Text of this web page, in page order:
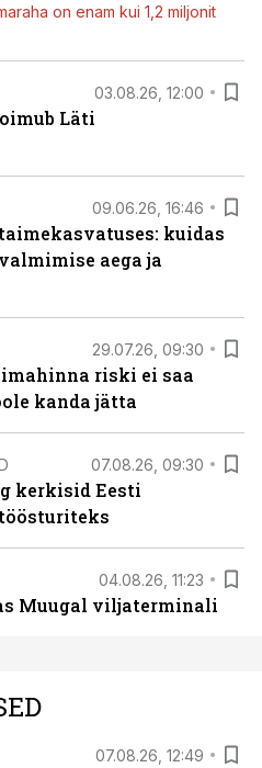
on enam kui 1,2 miljonit
03.08.26, 12:00
Läti
09.06.26, 16:46
kuidas
aega ja
29.07.26, 09:30
riski ei saa
kanda jätta
07.08.26, 09:30
kerkisid Eesti
04.08.26, 11:23
Muugal viljaterminali
07.08.26, 12:49